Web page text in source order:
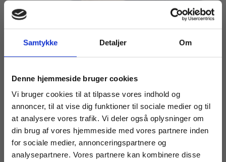
Samtykke Detaljer Om
Denne hjemmeside bruger cookies
Vi bruger cookies til at tilpasse vores indhold og
annoncer, til at vise dig funktioner til sociale medier og til
at analysere vores trafik. Vi deler også oplysninger om
din brug af vores hjemmeside med vores partnere inden
for sociale medier, annonceringspartnere og
analysepartnere. Vores partnere kan kombinere disse
En arkitekt bag levende fællesskaber
EPX EUX HF HHX HTX STX
LEDELSE
Køb læremidler og find masterclasses mm.
Fortsæt som:
For privatkunder og
studerende. Du får
For institutioner og
virksomheder. Du